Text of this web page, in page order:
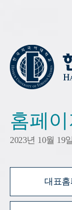
홈페
2023년 10월 19
대표홈